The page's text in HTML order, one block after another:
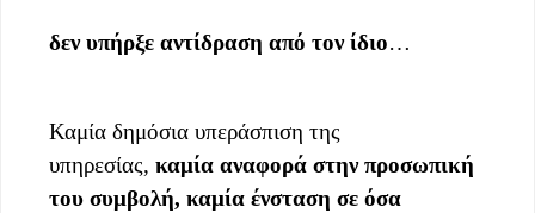
δεν υπήρξε αντίδραση από τον ίδιο…
Καμία δημόσια υπεράσπιση της
υπηρεσίας, καμία αναφορά στην προσωπική
του συμβολή, καμία ένσταση σε όσα